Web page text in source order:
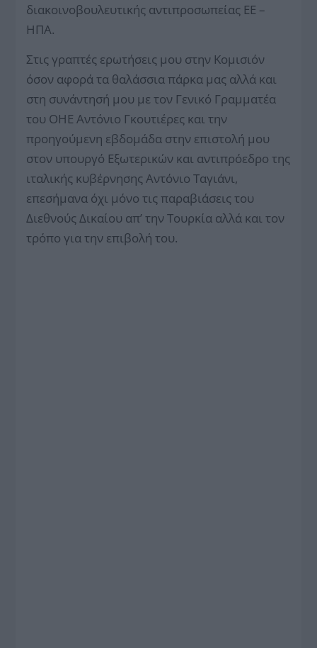
διακοινοβουλευτικής αντιπροσωπείας ΕΕ –
ΗΠΑ.
Στις γραπτές ερωτήσεις μου στην Κομισιόν
όσον αφορά τα θαλάσσια πάρκα μας αλλά και
στη συνάντησή μου με τον Γενικό Γραμματέα
του ΟΗΕ Αντόνιο Γκουτιέρες και την
προηγούμενη εβδομάδα στην επιστολή μου
στον υπουργό Εξωτερικών και αντιπρόεδρο της
ιταλικής κυβέρνησης Αντόνιο Ταγιάνι,
επεσήμανα όχι μόνο τις παραβιάσεις του
Διεθνούς Δικαίου απ’ την Τουρκία αλλά και τον
τρόπο για την επιβολή του.